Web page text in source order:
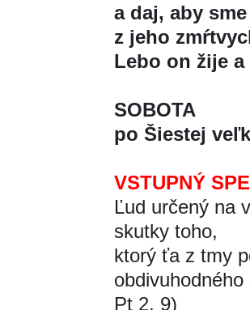
a daj, aby
z jeho
Lebo on žije
SOBOTA
po Šiestej
VSTUPNÝ
Ľud určený na
skutky toho,
ktorý ťa z tmy
Pt 2, 9)